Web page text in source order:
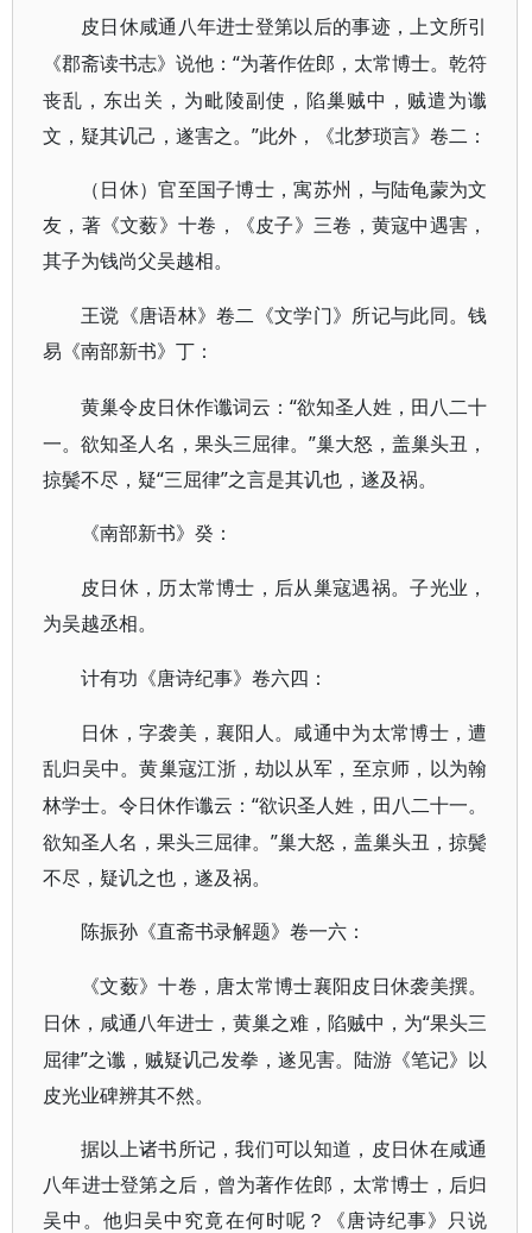
皮日休咸通八年进士登第以后的事迹，上文所引
《郡斋读书志》说他：“为著作佐郎，太常博士。乾符
丧乱，东出关，为毗陵副使，陷巢贼中，贼遣为谶
文，疑其讥己，遂害之。”此外，《北梦琐言》卷二：
（日休）官至国子博士，寓苏州，与陆龟蒙为文
友，著《文薮》十卷，《皮子》三卷，黄寇中遇害，
其子为钱尚父吴越相。
王谠《唐语林》卷二《文学门》所记与此同。钱
易《南部新书》丁：
黄巢令皮日休作谶词云：“欲知圣人姓，田八二十
一。欲知圣人名，果头三屈律。”巢大怒，盖巢头丑，
掠鬓不尽，疑“三屈律”之言是其讥也，遂及祸。
《南部新书》癸：
皮日休，历太常博士，后从巢寇遇祸。子光业，
为吴越丞相。
计有功《唐诗纪事》卷六四：
日休，字袭美，襄阳人。咸通中为太常博士，遭
乱归吴中。黄巢寇江浙，劫以从军，至京师，以为翰
林学士。令日休作谶云：“欲识圣人姓，田八二十一。
欲知圣人名，果头三屈律。”巢大怒，盖巢头丑，掠鬓
不尽，疑讥之也，遂及祸。
陈振孙《直斋书录解题》卷一六：
《文薮》十卷，唐太常博士襄阳皮日休袭美撰。
日休，咸通八年进士，黄巢之难，陷贼中，为“果头三
屈律”之谶，贼疑讥己发拳，遂见害。陆游《笔记》以
皮光业碑辨其不然。
据以上诸书所记，我们可以知道，皮日休在咸通
八年进士登第之后，曾为著作佐郎，太常博士，后归
吴中。他归吴中究竟在何时呢？《唐诗纪事》只说